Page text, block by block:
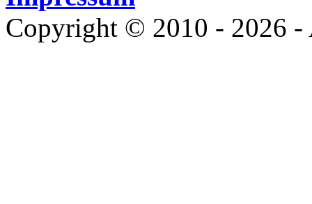
Copyright © 2010 - 2026 -